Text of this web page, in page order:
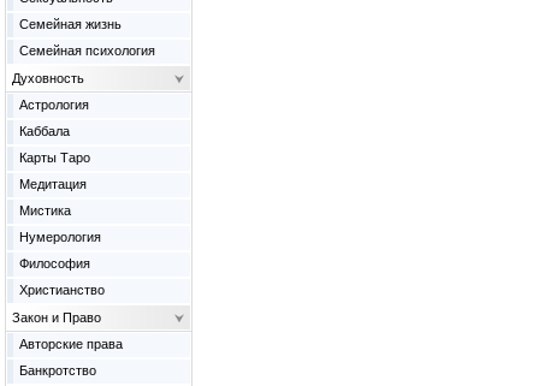
Семейная жизнь
Семейная психология
Духовность
Астрология
Каббала
Карты Таро
Медитация
Мистика
Нумерология
Философия
Христианство
Закон и Право
Авторские права
Банкротство